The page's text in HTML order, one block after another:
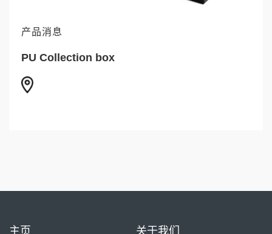
产品消息
PU Collection box
主页 关于我们